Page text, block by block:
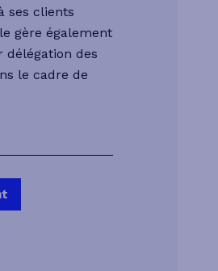
ses clients
gère également
délégation des
le cadre de